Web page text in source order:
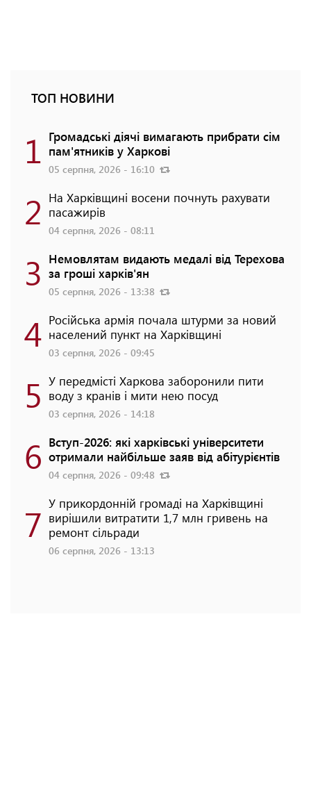
ТОП НОВИНИ
1 Громадські діячі вимагають прибрати сім
пам'ятників у Харкові
05 серпня, 2026 - 16:10
2 На Харківщині восени почнуть рахувати
пасажирів
04 серпня, 2026 - 08:11
3 Немовлятам видають медалі від Терехова
за гроші харків'ян
05 серпня, 2026 - 13:38
4 Російська армія почала штурми за новий
населений пункт на Харківщині
03 серпня, 2026 - 09:45
5 У передмісті Харкова заборонили пити
воду з кранів і мити нею посуд
03 серпня, 2026 - 14:18
6 Вступ-2026: які харківські університети
отримали найбільше заяв від абітурієнтів
04 серпня, 2026 - 09:48
7 У прикордонній громаді на Харківщині
вирішили витратити 1,7 млн гривень на
ремонт сільради
06 серпня, 2026 - 13:13